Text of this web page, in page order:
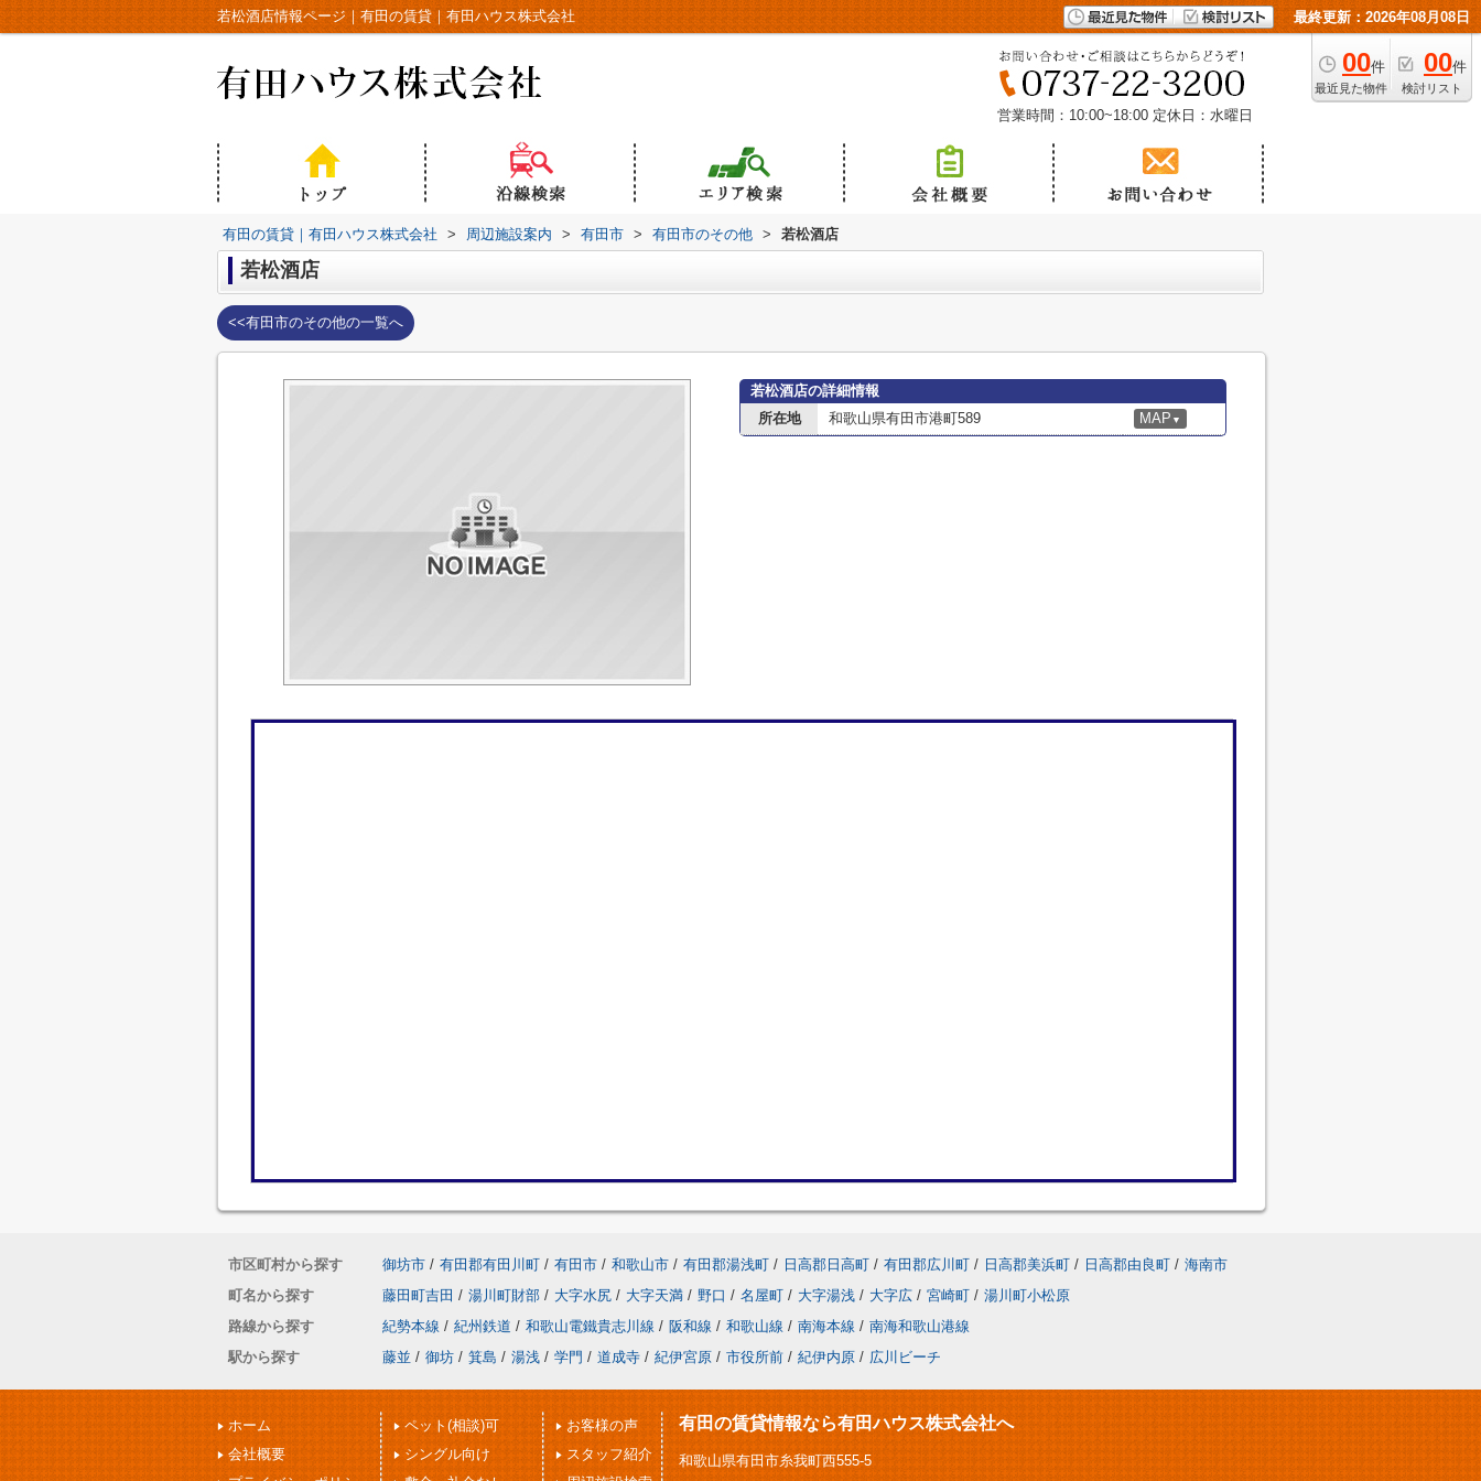
若松酒店情報ページ｜有田の賃貸｜有田ハウス株式会社 最終更新：2026年08月08日
00件
最近見た物件
00件
検討リスト
営業時間：10:00~18:00 定休日：水曜日
有田の賃貸｜有田ハウス株式会社 > 周辺施設案内 > 有田市 > 有田市のその他 > 若松酒店
若松酒店
<<有田市のその他の一覧へ
若松酒店の詳細情報
所在地
和歌山県有田市港町589 MAP ▼
市区町村から探す 御坊市 / 有田郡有田川町 / 有田市 / 和歌山市 / 有田郡湯浅町 / 日高郡日高町 / 有田郡広川町 / 日高郡美浜町 / 日高郡由良町 / 海南市
町名から探す
藤田町吉田 / 湯川町財部 / 大字水尻 / 大字天満 / 野口 / 名屋町 / 大字湯浅 / 大字広 / 宮崎町 / 湯川町小松原
路線から探す
紀勢本線 / 紀州鉄道 / 和歌山電鐵貴志川線 / 阪和線 / 和歌山線 / 南海本線 / 南海和歌山港線
駅から探す
藤並 / 御坊 / 箕島 / 湯浅 / 学門 / 道成寺 / 紀伊宮原 / 市役所前 / 紀伊内原 / 広川ビーチ
ホーム
会社概要
ペット(相談)可
シングル向け
お客様の声
スタッフ紹介
有田の賃貸情報なら有田ハウス株式会社へ
和歌山県有田市糸我町西555-5